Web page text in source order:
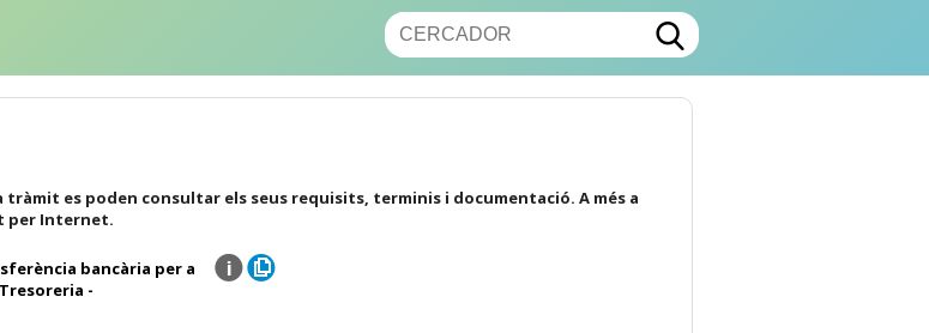
es poden consultar els seus requisits, terminis i documentació. A més a
per Internet.
bancària per a
-